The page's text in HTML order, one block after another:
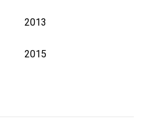
2013
2015